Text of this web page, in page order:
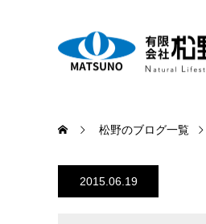
松野のブログ一覧
2015.06.19